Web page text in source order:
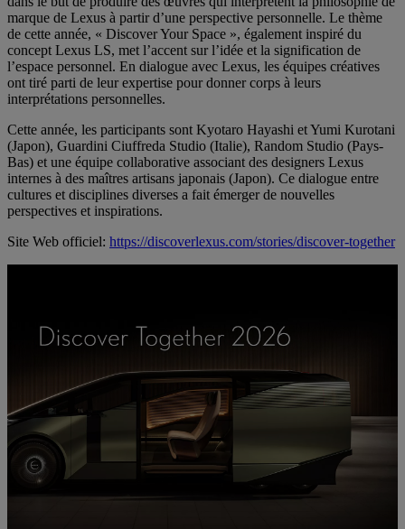
marque de Lexus à partir d’une perspective personnelle. Le thème
de cette année, « Discover Your Space », également inspiré du
concept Lexus LS, met l’accent sur l’idée et la signification de
l’espace personnel. En dialogue avec Lexus, les équipes créatives
ont tiré parti de leur expertise pour donner corps à leurs
interprétations personnelles.
Cette année, les participants sont Kyotaro Hayashi et Yumi Kurotani
(Japon), Guardini Ciuffreda Studio (Italie), Random Studio (Pays-
Bas) et une équipe collaborative associant des designers Lexus
internes à des maîtres artisans japonais (Japon). Ce dialogue entre
cultures et disciplines diverses a fait émerger de nouvelles
perspectives et inspirations.
Site Web officiel: https://discoverlexus.com/stories/discover-together